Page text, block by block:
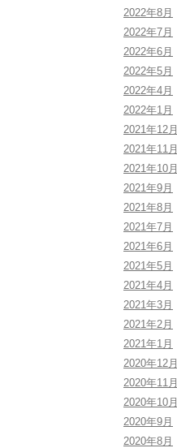
2022年8月
2022年7月
2022年6月
2022年5月
2022年4月
2022年1月
2021年12月
2021年11月
2021年10月
2021年9月
2021年8月
2021年7月
2021年6月
2021年5月
2021年4月
2021年3月
2021年2月
2021年1月
2020年12月
2020年11月
2020年10月
2020年9月
2020年8月